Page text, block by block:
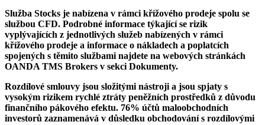
Služba Stocks je nabízena v rámci křížového prodeje spolu se
službou CFD. Podrobné informace týkající se rizik
vyplývajících z jednotlivých služeb nabízených v rámci
křížového prodeje a informace o nákladech a poplatcích
spojených s těmito službami najdete na webových stránkách
OANDA TMS Brokers v sekci Dokumenty.
Rozdílové smlouvy jsou složitými nástroji a jsou spjaty s
vysokým rizikem rychlé ztráty peněžních prostředků z důvodu
finančního pákového efektu. 76% účtů maloobchodních
investorů zaznamenává v důsledku obchodování s rozdílovými